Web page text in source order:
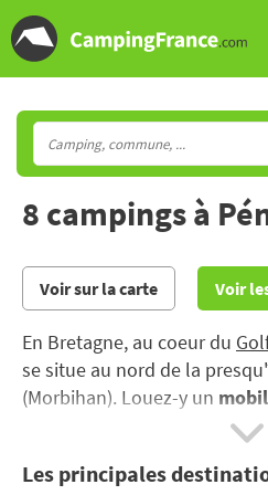
8 campings à
Voir sur la carte Voir
En Bretagne, au coeur du
se situe au nord de la
(Morbihan). Louez-y un
et profitez des
Les principales